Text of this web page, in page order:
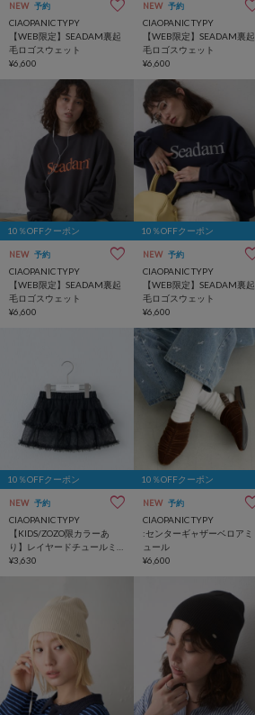
NEW 予約
CIAOPANIC TYPY
【WEB限定】SEADAM裏起
毛ロゴスウェット
¥6,600
NEW 予約
CIAOPANIC TYPY
【WEB限定】SEADAM裏起
毛ロゴスウェット
¥6,600
10％OFFクーポン
NEW 予約
CIAOPANIC TYPY
【WEB限定】SEADAM裏起
毛ロゴスウェット
¥6,600
10％OFFクーポン
NEW 予約
CIAOPANIC TYPY
【WEB限定】SEADAM裏起
毛ロゴスウェット
¥6,600
10％OFFクーポン
NEW 予約
CIAOPANIC TYPY
【KIDS/ZOZO限カラーあ
り】レイヤードチュールミ
ニスカート
¥3,630
10％OFFクーポン
NEW 予約
CIAOPANIC TYPY
:センターギャザーベロアミ
ュール
¥6,600